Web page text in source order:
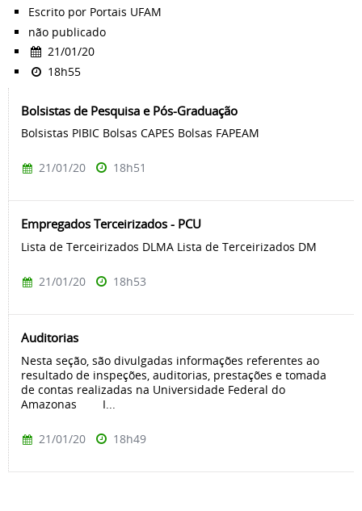
Escrito por Portais UFAM
não publicado
21/01/20
18h55
Bolsistas de Pesquisa e Pós-Graduação
Bolsistas PIBIC Bolsas CAPES Bolsas FAPEAM
21/01/20 18h51
Empregados Terceirizados - PCU
Lista de Terceirizados DLMA Lista de Terceirizados DM
21/01/20 18h53
Auditorias
Nesta seção, são divulgadas informações referentes ao
resultado de inspeções, auditorias, prestações e tomada
de contas realizadas na Universidade Federal do
Amazonas I...
21/01/20 18h49